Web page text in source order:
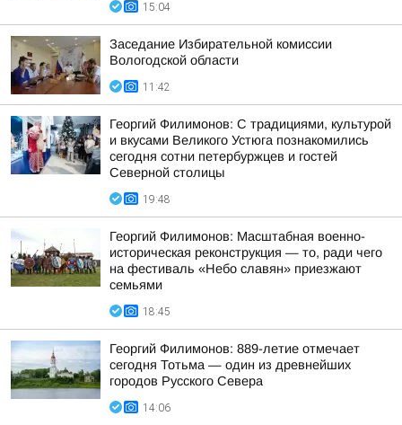
15:04
Заседание Избирательной комиссии
Вологодской области
11:42
Георгий Филимонов: С традициями, культурой
и вкусами Великого Устюга познакомились
сегодня сотни петербуржцев и гостей
Северной столицы
19:48
Георгий Филимонов: Масштабная военно-
историческая реконструкция — то, ради чего
на фестиваль «Небо славян» приезжают
семьями
18:45
Георгий Филимонов: 889-летие отмечает
сегодня Тотьма — один из древнейших
городов Русского Севера
14:06